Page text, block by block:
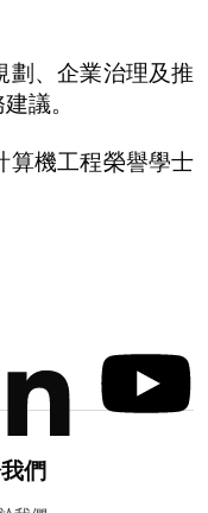
劃、企業治理及推
議。
算機工程榮譽學士
們